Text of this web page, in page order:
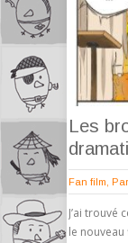
Les
Fan film
J’ai trouvé
le nouveau